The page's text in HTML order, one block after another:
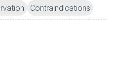
Contraindications